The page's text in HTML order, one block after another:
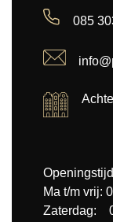
085
Ma t/m vrij:
Zaterdag: